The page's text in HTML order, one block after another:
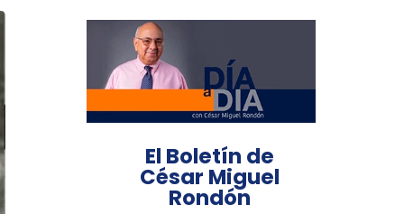
El Boletín de
César Miguel
Rondón